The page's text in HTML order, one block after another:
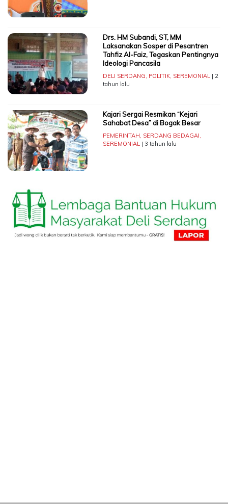
Drs. HM Subandi, ST, MM
Laksanakan Sosper di Pesantren
Tahfiz Al-Faiz, Tegaskan Pentingnya
Ideologi Pancasila
DELI SERDANG, POLITIK, SEREMONIAL| 2
tahun lalu
Kajari Sergai Resmikan “Kejari
Sahabat Desa” di Bogak Besar
PEMERINTAH, SERDANG BEDAGAI,
SEREMONIAL| 3 tahun lalu